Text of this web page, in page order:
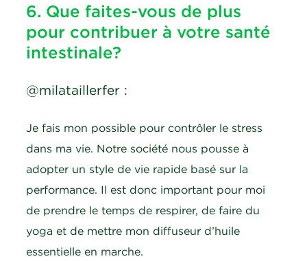
6. Que faites-vous de plus
pour contribuer à votre santé
intestinale?
@milataillerfer :
Je fais mon possible pour contrôler le stress
dans ma vie. Notre société nous pousse à
adopter un style de vie rapide basé sur la
performance. Il est donc important pour moi
de prendre le temps de respirer, de faire du
yoga et de mettre mon diffuseur d’huile
essentielle en marche.